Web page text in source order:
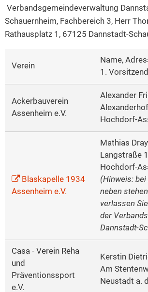
Verbandsgemeindeverwaltung
Schauernheim, Fachbereich 3, Herr
Rathausplatz 1, 67125 Dannstadt-
Verein
Name,
1.
Ackerbauverein
Assenheim e.V.
Alexander
Alexanderhof
Hochdorf-
Blaskapelle 1934
Assenheim e.V.
Mathias
Langstraße
Hochdorf-
(Hinweis:
neben
verlassen
der
Dannstadt-
Casa - Verein Reha
und
Präventionssport
e.V.
Kerstin
Am
Neustadt a.